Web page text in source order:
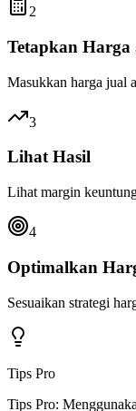
2
Tetapkan Harga
Masukkan harga jual
3
Lihat Hasil
Lihat margin
4
Optimalkan
Sesuaikan strategi
Tips Pro
Tips Pro: